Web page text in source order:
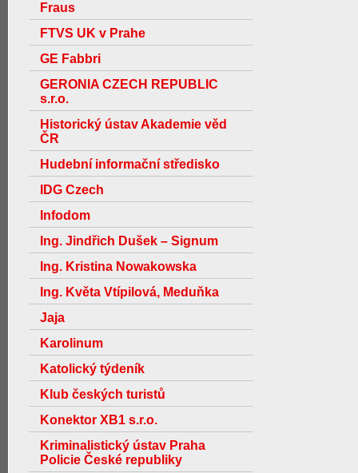
Fraus
FTVS UK v Prahe
GE Fabbri
GERONIA CZECH REPUBLIC
s.r.o.
Historický ústav Akademie věd
ČR
Hudební informační středisko
IDG Czech
Infodom
Ing. Jindřich Dušek – Signum
Ing. Kristina Nowakowska
Ing. Květa Vtípilová, Meduňka
Jaja
Karolinum
Katolický týdeník
Klub českých turistů
Konektor XB1 s.r.o.
Kriminalistický ústav Praha
Policie České republiky